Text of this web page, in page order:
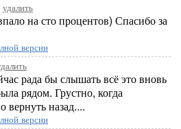
удалить
на сто процентов) Спасибо за
версии
рада бы слышать всё это вновь
рядом. Грустно, когда
вернуть назад....
версии